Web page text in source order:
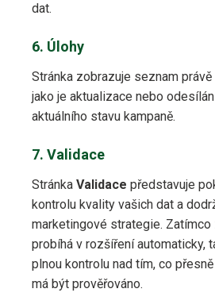
dat.
6. Úlohy
Stránka zobrazuje seznam
jako je aktualizace nebo
aktuálního stavu kampaně.
7. Validace
Stránka Validace představuje
kontrolu kvality vašich dat a
marketingové strategie. Zatímco
probíhá v rozšíření automaticky,
plnou kontrolu nad tím, co
má být prověřováno.